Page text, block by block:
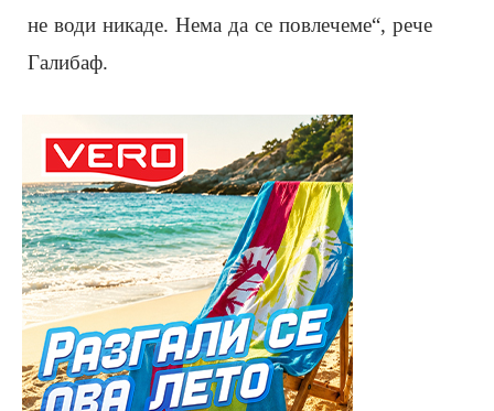
не води никаде. Нема да се повлечеме“, рече
Галибаф.